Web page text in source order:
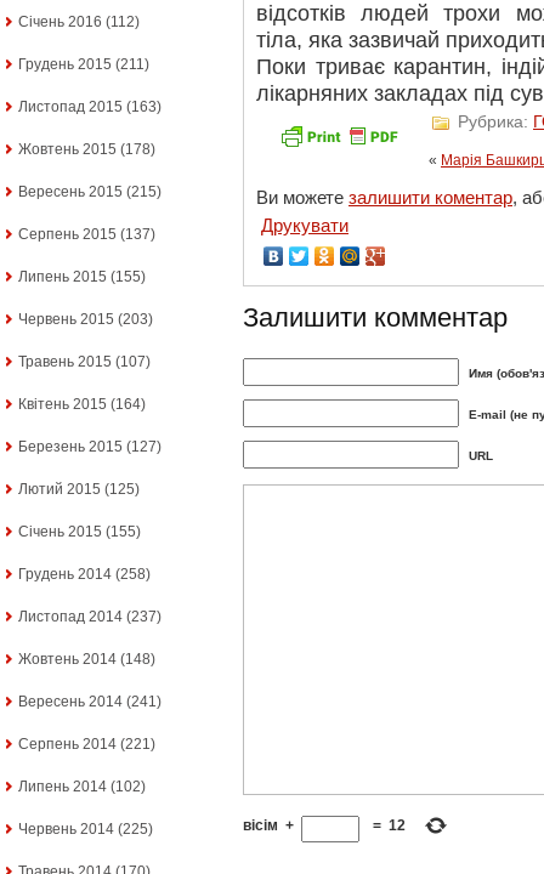
Січень 2016 (112)
Грудень 2015 (211)
Листопад 2015 (163)
Жовтень 2015 (178)
Вересень 2015 (215)
Серпень 2015 (137)
Липень 2015 (155)
Червень 2015 (203)
Травень 2015 (107)
Квітень 2015 (164)
Березень 2015 (127)
Лютий 2015 (125)
Січень 2015 (155)
Грудень 2014 (258)
Листопад 2014 (237)
Жовтень 2014 (148)
Вересень 2014 (241)
Серпень 2014 (221)
Липень 2014 (102)
Червень 2014 (225)
відсотків людей трохи
тіла, яка зазвичай
Поки триває карантин,
лікарняних закладах під
Рубрика:
« Марія
Ви можете залишити коментар,
Друкувати
Залишити комментар
Имя
E-mail (не
URL
вісім + = 12